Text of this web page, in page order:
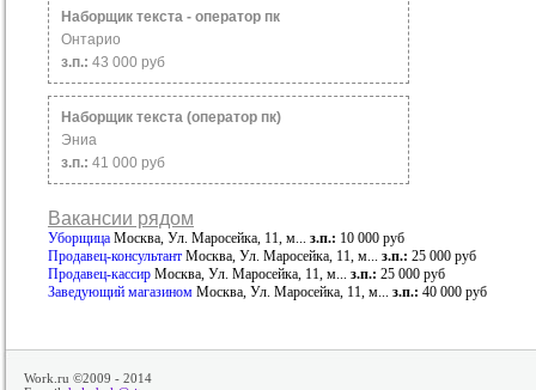
Наборщик текста - оператор пк
Онтарио
з.п.: 43 000 руб
Наборщик текста (оператор пк)
Эниа
з.п.: 41 000 руб
Вакансии рядом
Уборщица Москва, Ул. Маросейка, 11, м... з.п.: 10 000 руб
Продавец-консультант Москва, Ул. Маросейка, 11, м... з.п.: 25 000 руб
Продавец-кассир Москва, Ул. Маросейка, 11, м... з.п.: 25 000 руб
Заведующий магазином Москва, Ул. Маросейка, 11, м... з.п.: 40 000 руб
Work.ru ©2009 - 2014